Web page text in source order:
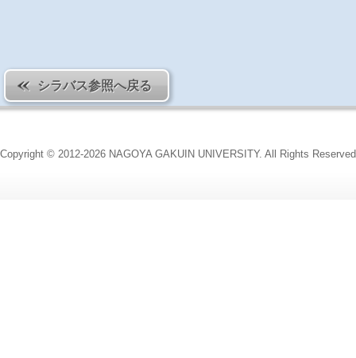
シラバス参照へ戻る
Copyright © 2012-2026 NAGOYA GAKUIN UNIVERSITY. All Rights